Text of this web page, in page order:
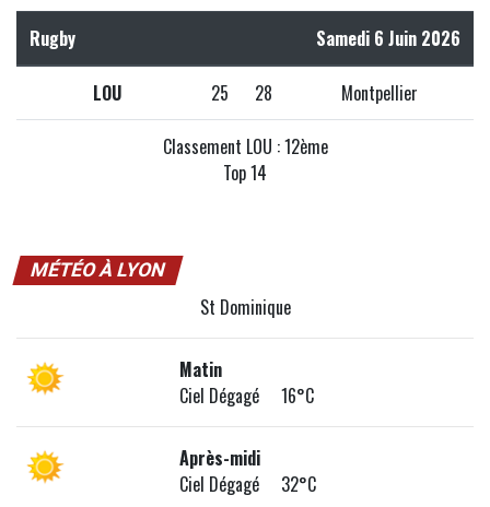
Rugby Samedi 6 Juin 2026
LOU 25 28 Montpellier
Classement LOU : 12ème
Top 14
MÉTÉO À LYON
St Dominique
Matin
Ciel Dégagé 16°C
Après-midi
Ciel Dégagé 32°C